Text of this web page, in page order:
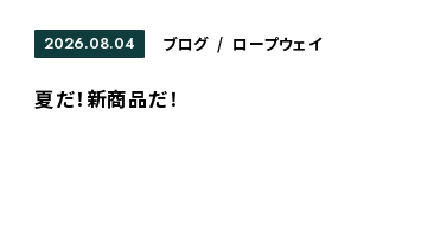
2026.08.04 ブログ / ロープウェイ
夏だ！新商品だ！